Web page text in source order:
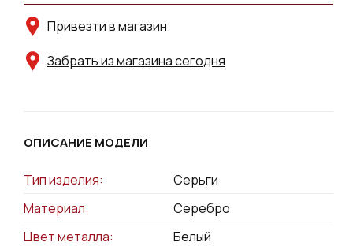
Привезти в магазин
Забрать из магазина сегодня
ОПИСАНИЕ МОДЕЛИ
Тип изделия:
Серьги
Материал:
Серебро
Цвет металла:
Белый